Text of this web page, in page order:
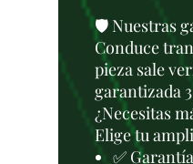
🛡️ Nuestras
Conduce
pieza sale
garantizada
¿Necesitas
Elige tu
✅